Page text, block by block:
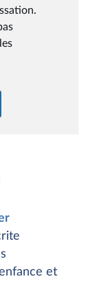
et